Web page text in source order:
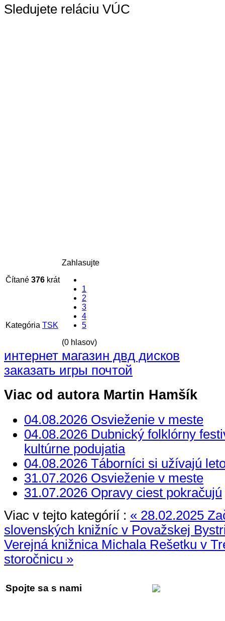
Sledujete reláciu VÚC
Čítané 376 krát
Zahlasujte
1
2
3
4
5
(0 hlasov)
Kategória TSK
интернет магазин двд дисков
заказать игры почтой
Viac od autora Martin Hamšík
04.08.2026 Osvieženie v meste
04.08.2026 Dubnický folklórny
kultúrne podujatia
04.08.2026 Táborníci si užívajú
31.07.2026 Osvieženie v meste
31.07.2026 Opravy ciest pokračujú
Viac v tejto kategórií : « 28.02.2025
slovenských knižníc v Považskej
Verejná knižnica Michala Rešetku v
storočnicu »
Spojte sa s nami